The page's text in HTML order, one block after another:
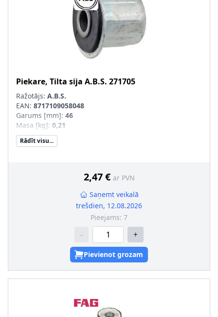
Piekare, Tilta sija A.B.S. 271705
Ražotājs: A.B.S.
EAN: 8717109058048
Garums [mm]: 46
Masa [kg]: 0,21
Iekšējais diametrs [mm]
Ārējais diametrs [mm]
Rādīt visu...
2,47 € ar PVN
Saņemt veikalā
trešdien, 12.08.2026
Pieejams: 7
- +
Pievienot grozam